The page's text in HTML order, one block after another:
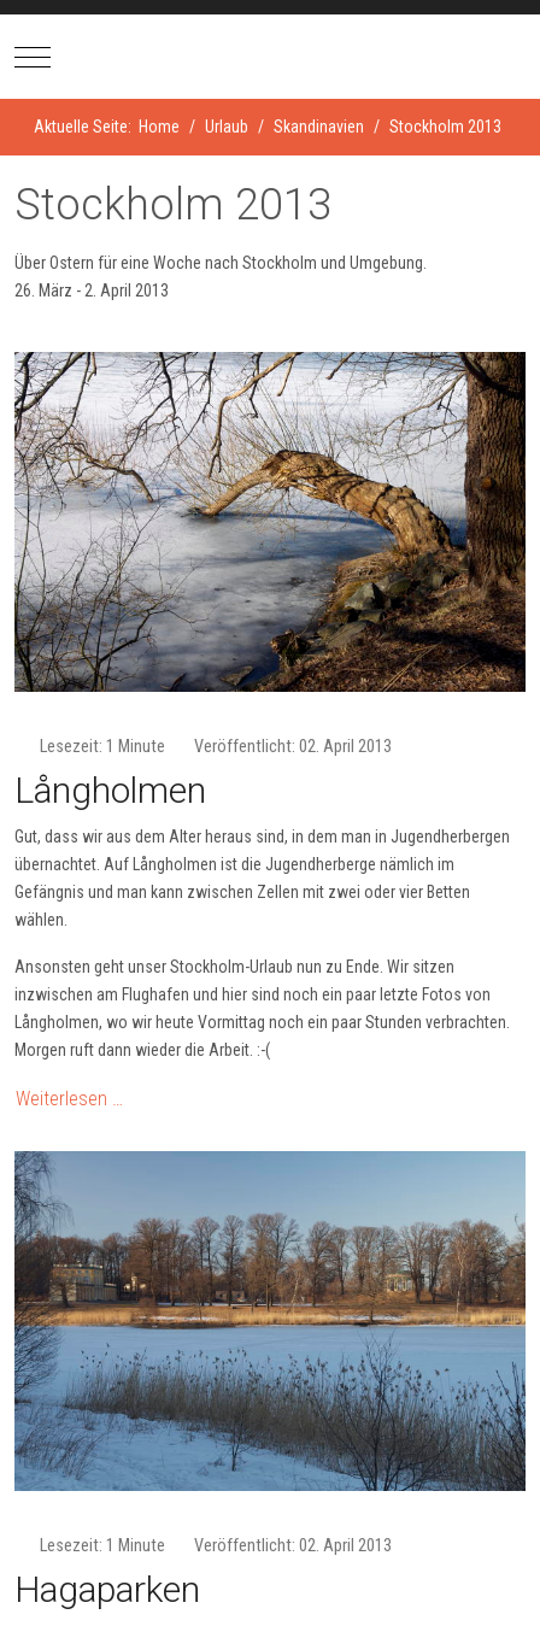
Mobile Menu Toggle
Aktuelle Seite: Home Urlaub Skandinavien Stockholm 2013
Stockholm 2013
Über Ostern für eine Woche nach Stockholm und Umgebung.
26. März - 2. April 2013
Lesezeit: 1 Minute Veröffentlicht: 02. April 2013
Långholmen
Gut, dass wir aus dem Alter heraus sind, in dem man in Jugendherbergen
übernachtet. Auf Långholmen ist die Jugendherberge nämlich im
Gefängnis und man kann zwischen Zellen mit zwei oder vier Betten
wählen.
Ansonsten geht unser Stockholm-Urlaub nun zu Ende. Wir sitzen
inzwischen am Flughafen und hier sind noch ein paar letzte Fotos von
Långholmen, wo wir heute Vormittag noch ein paar Stunden verbrachten.
Morgen ruft dann wieder die Arbeit. :-(
Weiterlesen …
Lesezeit: 1 Minute Veröffentlicht: 02. April 2013
Hagaparken